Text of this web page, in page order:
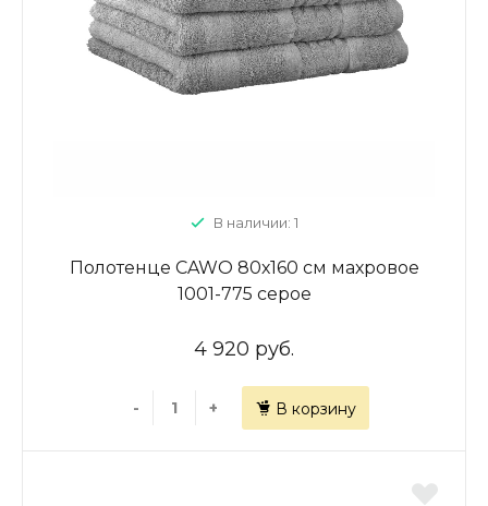
В наличии: 1
Полотенце CAWO 80х160 см махровое
1001-775 серое
4 920 руб.
- + В корзину